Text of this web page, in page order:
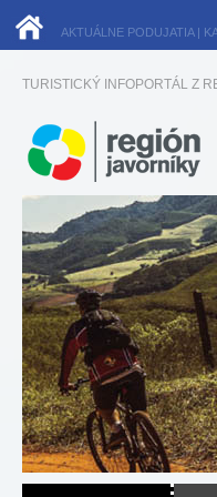
AKTUÁLNE PODUJATIA|
TURISTICKÝ INFOPORTÁL Z